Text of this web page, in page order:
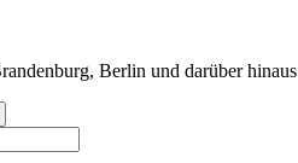
Berlin und darüber hinaus